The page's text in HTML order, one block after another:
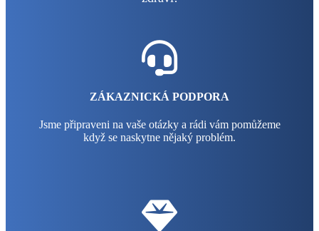
ZÁKAZNICKÁ PODPORA
Jsme připraveni na vaše otázky a rádi vám pomůžeme
když se naskytne nějaký problém.